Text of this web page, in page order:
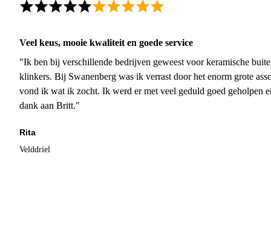
Veel keus, mooie kwaliteit en goede service
"Ik ben bij verschillende bedrijven geweest voor keramische
klinkers. Bij Swanenberg was ik verrast door het enorm grote
vond ik wat ik zocht. Ik werd er met veel geduld goed geholpen
dank aan Britt."
Rita
Velddriel